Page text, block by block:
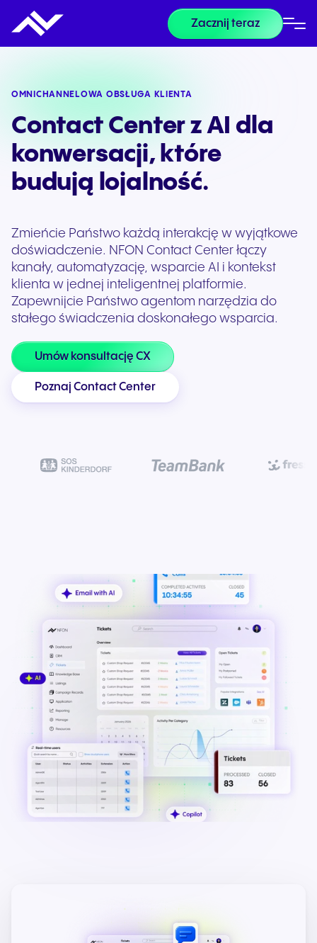
Zacznij teraz
OMNICHANNELOWA OBSŁUGA KLIENTA
Contact Center z AI dla
konwersacji, które
budują lojalność.
Zmieńcie Państwo każdą interakcję w wyjątkowe
doświadczenie. NFON Contact Center łączy
kanały, automatyzację, wsparcie AI i kontekst
klienta w jednej inteligentnej platformie.
Zapewnijcie Państwo agentom narzędzia do
stałego świadczenia doskonałego wsparcia.
Umów konsultację CX
Poznaj Contact Center